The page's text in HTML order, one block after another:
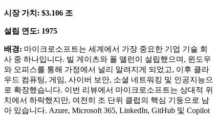
시장 가치: $3.106 조
설립 연도: 1975
배경: 마이크로소프트는 세계에서 가장 중요한 기업 기술 회
사 중 하나입니다. 빌 게이츠와 폴 앨런이 설립했으며, 윈도우
와 오피스를 통해 가정에서 널리 알려지게 되었고, 이후 클라
우드 컴퓨팅, 게임, 사이버 보안, 소셜 네트워킹 및 인공지능으
로 확장했습니다. 이번 리뷰에서 마이크로소프트는 상대적 위
치에서 하락했지만, 여전히 조 단위 클럽의 핵심 기둥으로 남
아 있습니다. Azure, Microsoft 365, LinkedIn, GitHub 및 Copilot